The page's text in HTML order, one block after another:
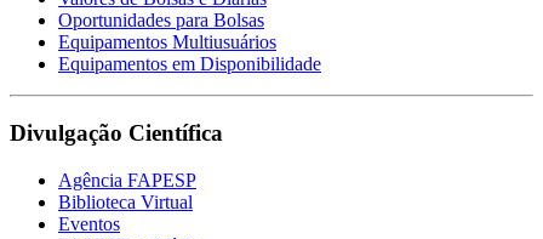
Oportunidades para Bolsas
Equipamentos Multiusuários
Equipamentos em Disponibilidade
Divulgação Científica
Agência FAPESP
Biblioteca Virtual
Eventos